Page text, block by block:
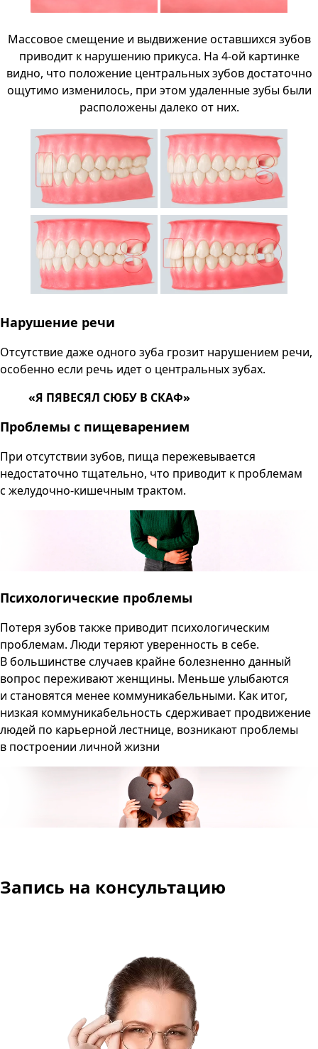
Массовое смещение и выдвижение оставшихся зубов
приводит к нарушению прикуса. На 4-ой картинке
видно, что положение центральных зубов достаточно
ощутимо изменилось, при этом удаленные зубы были
расположены далеко от них.
Нарушение речи
Отсутствие даже одного зуба грозит нарушением речи,
особенно если речь идет о центральных зубах.
«Я ПЯВЕСЯЛ СЮБУ В СКАФ»
Проблемы с пищеварением
При отсутствии зубов, пища пережевывается
недостаточно тщательно, что приводит к проблемам
с желудочно-кишечным трактом.
Психологические проблемы
Потеря зубов также приводит психологическим
проблемам. Люди теряют уверенность в себе.
В большинстве случаев крайне болезненно данный
вопрос переживают женщины. Меньше улыбаются
и становятся менее коммуникабельными. Как итог,
низкая коммуникабельность сдерживает продвижение
людей по карьерной лестнице, возникают проблемы
в построении личной жизни
Запись на консультацию